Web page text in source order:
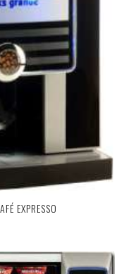
EXPRESSO